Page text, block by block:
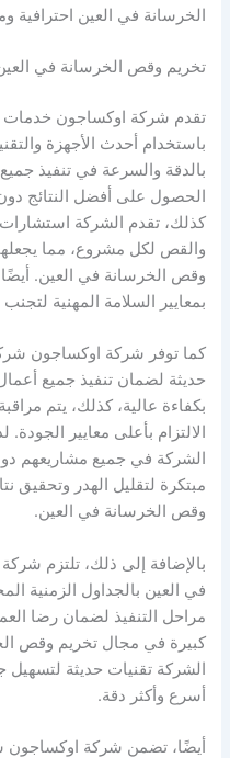
الخرسانة في العين احترافية
تخريم وقص الخرسانة في
تقدم شركة اوكساجون خدمات
باستخدام أحدث الأجهزة
بالدقة والسرعة في تنفيذ
الحصول على أفضل النتائج دون
كذلك، تقدم الشركة
والقص لكل مشروع، مما
وقص الخرسانة في العين.
بمعايير السلامة المهنية
كما توفر شركة اوكساجون
حديثة لضمان تنفيذ جميع
بكفاءة عالية، كذلك، يتم
الالتزام بأعلى معايير
الشركة في جميع مشاريعهم
مبتكرة لتقليل الهدر وتحقيق
وقص الخرسانة في العين.
بالإضافة إلى ذلك، تلتزم
في العين بالجداول الزمنية
مراحل التنفيذ لضمان رضا
كبيرة في مجال تخريم وقص
الشركة تقنيات حديثة لتسهيل
أسرع وأكثر دقة.
أيضًا، تضمن شركة